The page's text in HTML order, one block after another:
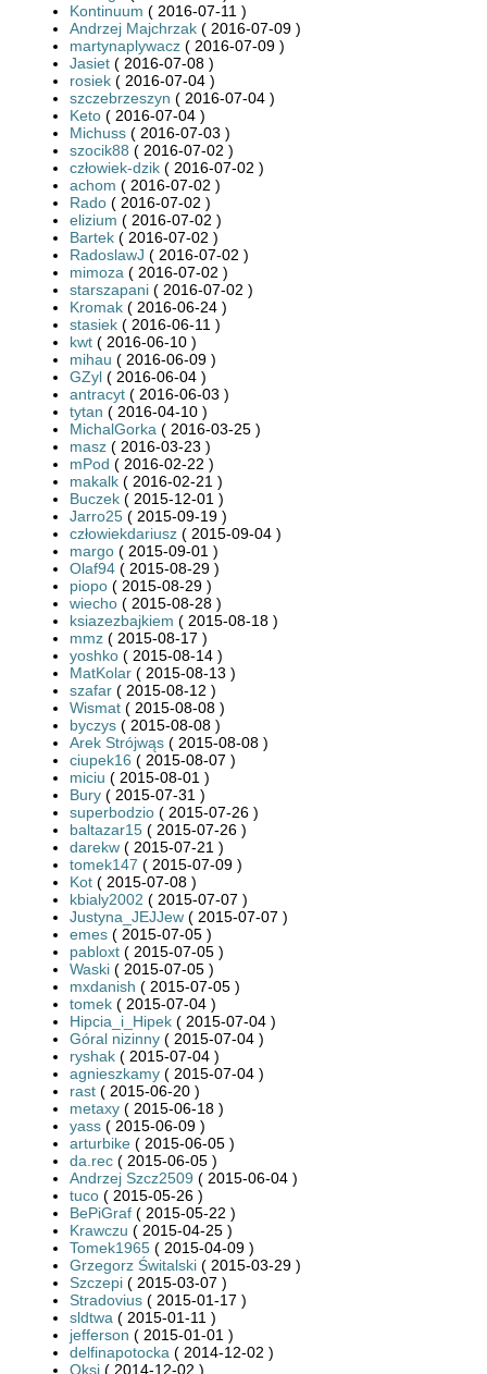
Kontinuum ( 2016-07-11 )
Andrzej Majchrzak ( 2016-07-09 )
martynaplywacz ( 2016-07-09 )
Jasiet ( 2016-07-08 )
rosiek ( 2016-07-04 )
szczebrzeszyn ( 2016-07-04 )
Keto ( 2016-07-04 )
Michuss ( 2016-07-03 )
szocik88 ( 2016-07-02 )
człowiek-dzik ( 2016-07-02 )
achom ( 2016-07-02 )
Rado ( 2016-07-02 )
elizium ( 2016-07-02 )
Bartek ( 2016-07-02 )
RadoslawJ ( 2016-07-02 )
mimoza ( 2016-07-02 )
starszapani ( 2016-07-02 )
Kromak ( 2016-06-24 )
stasiek ( 2016-06-11 )
kwt ( 2016-06-10 )
mihau ( 2016-06-09 )
GZyl ( 2016-06-04 )
antracyt ( 2016-06-03 )
tytan ( 2016-04-10 )
MichalGorka ( 2016-03-25 )
masz ( 2016-03-23 )
mPod ( 2016-02-22 )
makalk ( 2016-02-21 )
Buczek ( 2015-12-01 )
Jarro25 ( 2015-09-19 )
człowiekdariusz ( 2015-09-04 )
margo ( 2015-09-01 )
Olaf94 ( 2015-08-29 )
piopo ( 2015-08-29 )
wiecho ( 2015-08-28 )
ksiazezbajkiem ( 2015-08-18 )
mmz ( 2015-08-17 )
yoshko ( 2015-08-14 )
MatKolar ( 2015-08-13 )
szafar ( 2015-08-12 )
Wismat ( 2015-08-08 )
byczys ( 2015-08-08 )
Arek Strójwąs ( 2015-08-08 )
ciupek16 ( 2015-08-07 )
miciu ( 2015-08-01 )
Bury ( 2015-07-31 )
superbodzio ( 2015-07-26 )
baltazar15 ( 2015-07-26 )
darekw ( 2015-07-21 )
tomek147 ( 2015-07-09 )
Kot ( 2015-07-08 )
kbialy2002 ( 2015-07-07 )
Justyna_JEJJew ( 2015-07-07 )
emes ( 2015-07-05 )
pabloxt ( 2015-07-05 )
Waski ( 2015-07-05 )
mxdanish ( 2015-07-05 )
tomek ( 2015-07-04 )
Hipcia_i_Hipek ( 2015-07-04 )
Góral nizinny ( 2015-07-04 )
ryshak ( 2015-07-04 )
agnieszkamy ( 2015-07-04 )
rast ( 2015-06-20 )
metaxy ( 2015-06-18 )
yass ( 2015-06-09 )
arturbike ( 2015-06-05 )
da.rec ( 2015-06-05 )
Andrzej Szcz2509 ( 2015-06-04 )
tuco ( 2015-05-26 )
BePiGraf ( 2015-05-22 )
Krawczu ( 2015-04-25 )
Tomek1965 ( 2015-04-09 )
Grzegorz Świtalski ( 2015-03-29 )
Szczepi ( 2015-03-07 )
Stradovius ( 2015-01-17 )
sldtwa ( 2015-01-11 )
jefferson ( 2015-01-01 )
delfinapotocka ( 2014-12-02 )
Qksi ( 2014-12-02 )